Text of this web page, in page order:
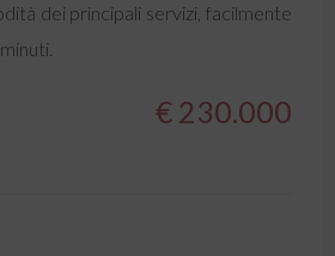
dei principali servizi, facilmente
€ 230.000